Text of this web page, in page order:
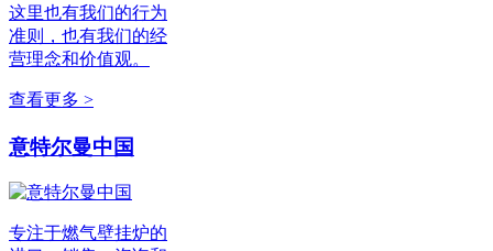
这里也有我们的行为
准则，也有我们的经
营理念和价值观。
查看更多 >
意特尔曼中国
专注于燃气壁挂炉的